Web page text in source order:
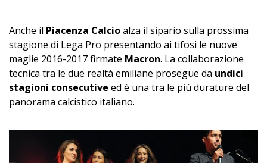
Anche il Piacenza Calcioalza il sipario sulla prossima
stagione di Lega Pro presentando ai tifosi le nuove
maglie 2016-2017 firmate Macron. La collaborazione
tecnica tra le due realtà emiliane prosegue da undici
stagioni consecutive ed è una tra le più durature del
panorama calcistico italiano.